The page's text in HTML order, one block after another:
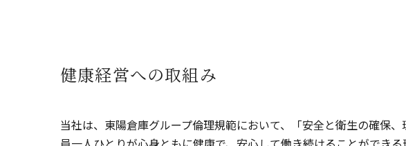
健康経営への取組み
当社は、東陽倉庫グループ倫理規範において、「安全と衛生の確保